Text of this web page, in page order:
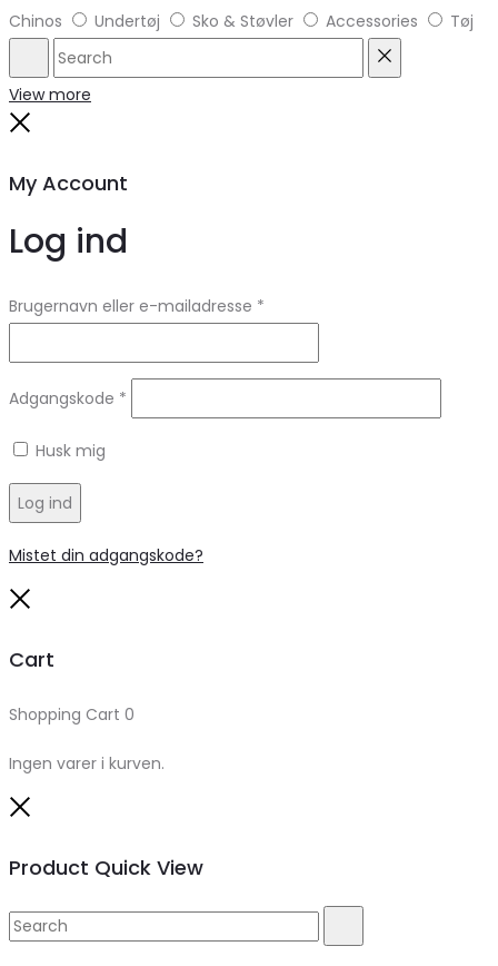
Chinos
Undertøj Sko & Støvler Accessories Tøj
Search
View more
My Account
Log ind
Brugernavn eller e-mailadresse *
Adgangskode *
Husk mig
Log ind
Mistet din adgangskode?
Cart
Shopping Cart 0
Ingen varer i kurven.
Product Quick View
Search